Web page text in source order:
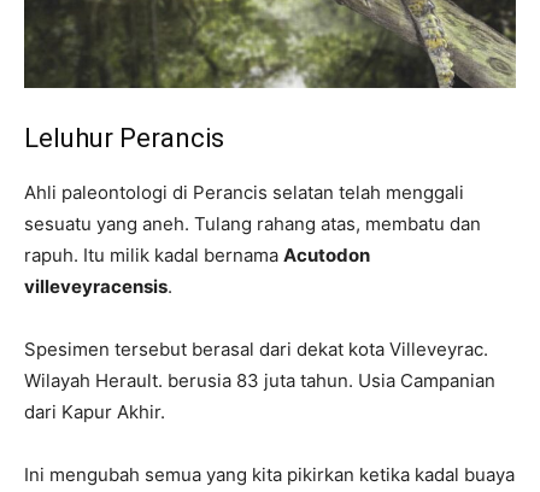
Leluhur Perancis
Ahli paleontologi di Perancis selatan telah menggali
sesuatu yang aneh. Tulang rahang atas, membatu dan
rapuh. Itu milik kadal bernama Acutodon
villeveyracensis.
Spesimen tersebut berasal dari dekat kota Villeveyrac.
Wilayah Herault. berusia 83 juta tahun. Usia Campanian
dari Kapur Akhir.
Ini mengubah semua yang kita pikirkan ketika kadal buaya